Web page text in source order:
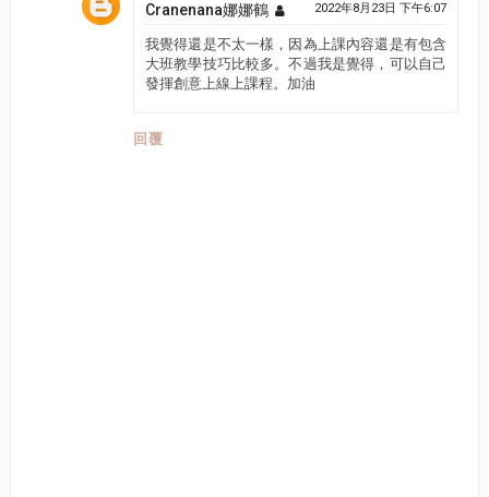
Cranenana娜娜鶴 2022年8月23日 下午6:07
我覺得還是不太一樣，因為上課內容還是有包含
大班教學技巧比較多。不過我是覺得，可以自己
發揮創意上線上課程。加油
回覆